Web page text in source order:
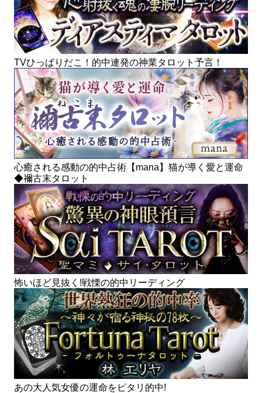
TVひっぱりだこ！的中連発の神業タロット予言！
心癒される感動の的中占術【mana】猫が導く愛と運命
◆禰古末タロット
怖いほど見抜く!戦慄の的中リーディング
あの大人気女優の運命をピタリ的中!